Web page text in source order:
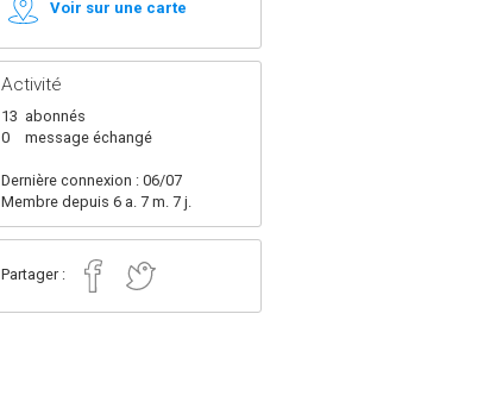
Voir sur une carte
Activité
13 abonnés
0
message échangé
Dernière connexion : 06/07
Membre depuis 6 a. 7 m. 7 j.
Partager :